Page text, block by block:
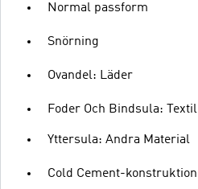
Normal passform
Snörning
Ovandel: Läder
Foder Och Bindsula: Textil
Yttersula: Andra Material
Cold Cement-konstruktion